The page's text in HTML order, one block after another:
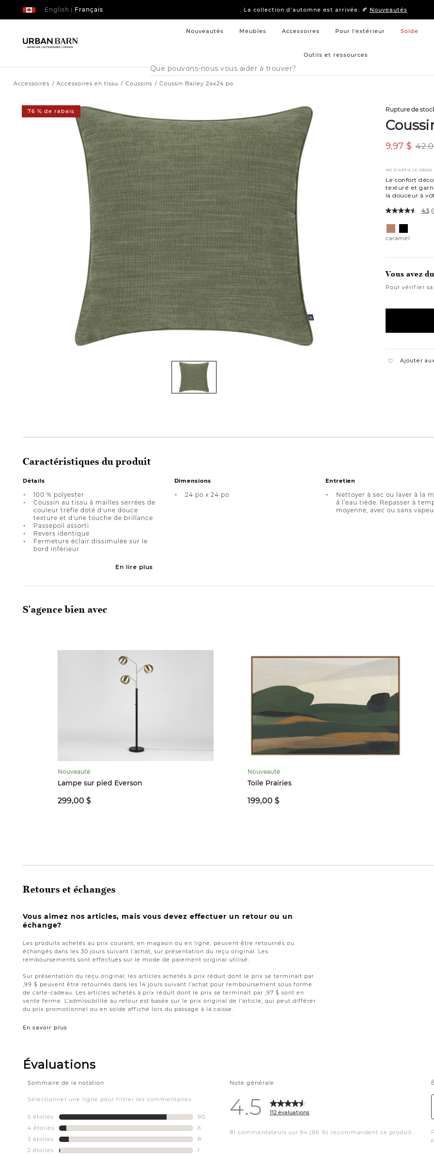
| Français
English
La collection d’automne est arrivée. 🍂 Nouveautés
15 % –Literieetmobilier de chambre à coucher
La collection d’automne est arrivée. 🍂 Nouveautés
Nouveautés Meubles Accessoires Pour l'extérieur Solde
Outils et ressources
Cataloque
de
recherche
Accessoires Accessoires en tissu Coussins Coussin Bailey 24x24 po
76 % de rabais Rupture de
9,97 $
NO D’ARTICLE 225525
Le confort
texturé et
la douceur à
4.5
Variations
caramel
Vous avez
Pour vérifier
Ajouter
Caractéristiques du produit
Détails
100 % polyester
Coussin au tissu à mailles serrées de
couleur trèfle doté d'une douce
texture et d'une touche de brillance
Passepoil assorti
Revers identique
Fermeture éclair dissimulée sur le
bord inférieur
En lire plus
Dimensions
24 po x 24 po
Entretien
Nettoyer à sec ou laver à la
à l’eau tiède. Repasser à
moyenne, avec ou sans
S'agence bien avec
Nouveauté
Lampe sur pied Everson
299,00 $
Nouveauté
Toile Prairies
199,00 $
Retours et échanges
Vous aimez nos articles, mais vous devez effectuer un retour ou un
échange?
Les produits achetés au prix courant, en magasin ou en ligne, peuvent être retournés ou
échangés dans les 30 jours suivant l’achat, sur présentation du reçu original. Les
remboursements sont effectués sur le mode de paiement original utilisé.
Sur présentation du reçu original, les articles achetés à prix réduit dont le prix se terminait par
,99 $ peuvent être retournés dans les 14 jours suivant l’achat pour remboursement sous forme
de carte-cadeau. Les articles achetés à prix réduit dont le prix se terminait par ,97 $ sont en
vente ferme. L’admissibilité au retour est basée sur le prix original de l’article, qui peut différer
du prix promotionnel ou en solde affiché lors du passage à la caisse.
En savoir plus